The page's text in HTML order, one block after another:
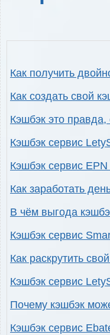
Как получить
Как создать свой
Кэшбэк это
Кэшбэк сервис
Кэшбэк сервис
Как заработать
В чём выгода
Кэшбэк сервис
Как раскрутить
Кэшбэк сервис
Почему кэшбэк
Кэшбэк сервис